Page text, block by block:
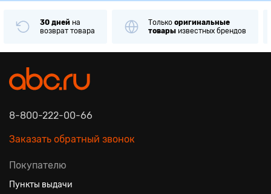
30 дней на
возврат товара
Только оригинальные
товары известных брендов
8-800-222-00-66
Заказать обратный звонок
Покупателю
Пункты выдачи